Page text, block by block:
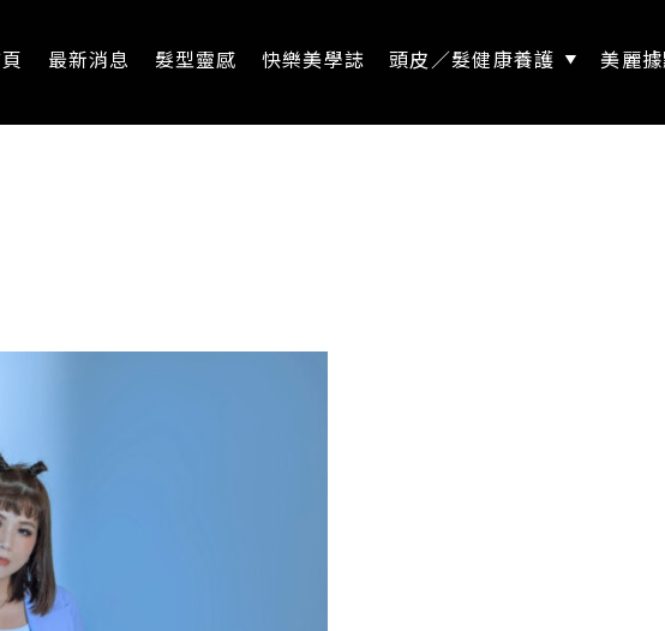
最新消息 髮型靈感 快樂美學誌 頭皮／髮健康養護 美麗